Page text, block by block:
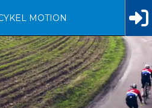
MOTION